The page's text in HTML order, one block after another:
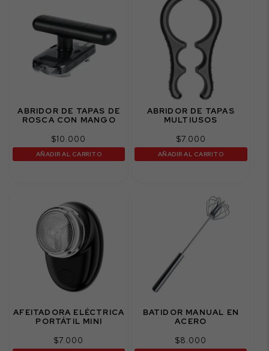
ABRIDOR DE TAPAS DE
ROSCA CON MANGO
$10.000
AÑADIR AL CARRITO
ABRIDOR DE TAPAS
MULTIUSOS
$7.000
AÑADIR AL CARRITO
AFEITADORA ELÉCTRICA
PORTÁTIL MINI
$7.000
BATIDOR MANUAL EN
ACERO
$8.000